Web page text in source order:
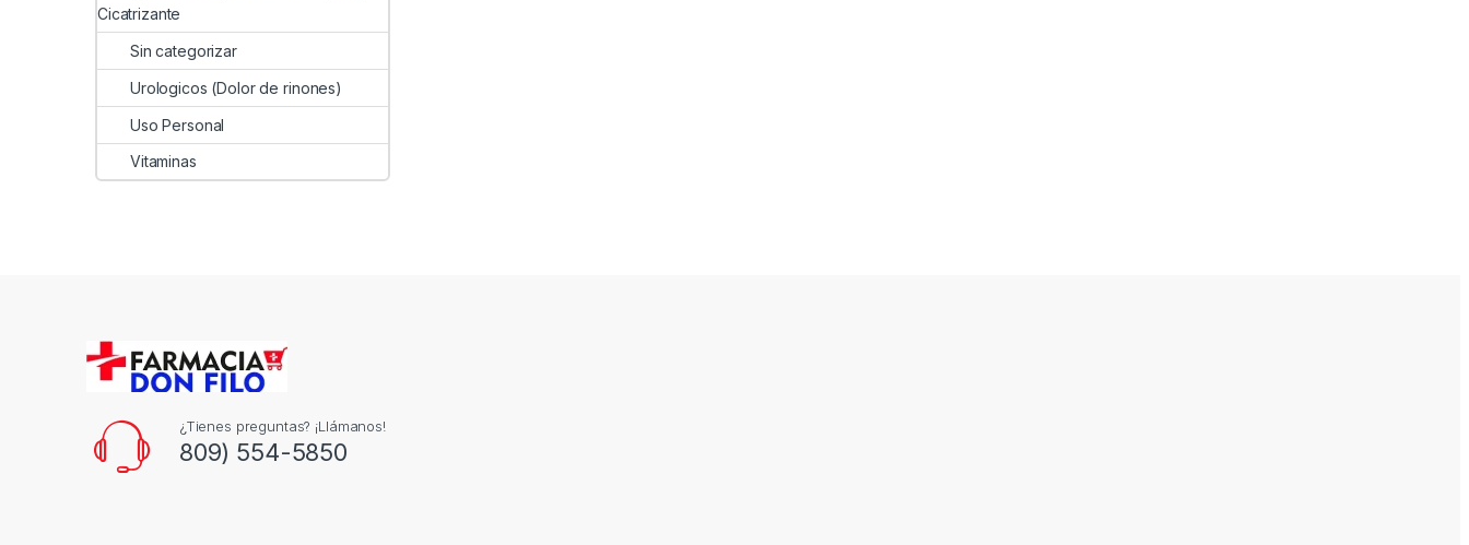
Cicatrizante
Sin categorizar
Urologicos (Dolor de rinones)
Uso Personal
Vitaminas
¿Tienes preguntas? ¡Llámanos!
809) 554-5850